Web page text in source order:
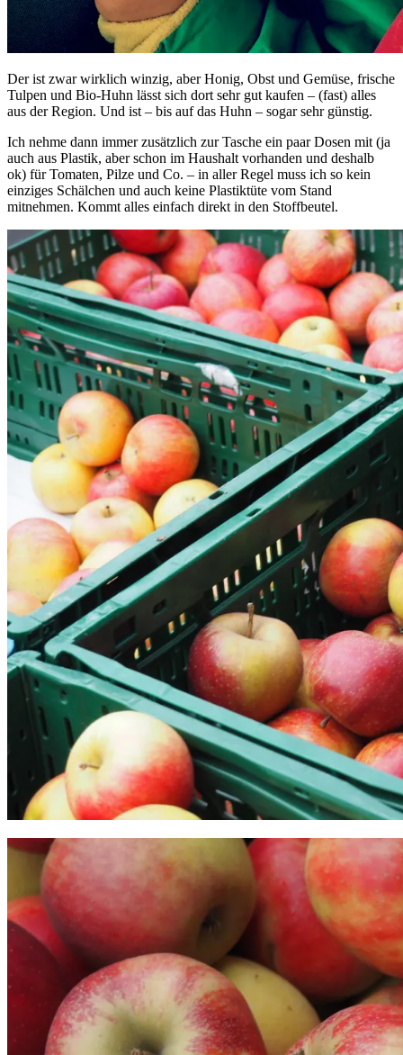
Der ist zwar wirklich winzig, aber Honig, Obst und Gemüse, frische
Tulpen und Bio-Huhn lässt sich dort sehr gut kaufen – (fast) alles
aus der Region. Und ist – bis auf das Huhn – sogar sehr günstig.
Ich nehme dann immer zusätzlich zur Tasche ein paar Dosen mit (ja
auch aus Plastik, aber schon im Haushalt vorhanden und deshalb
ok) für Tomaten, Pilze und Co. – in aller Regel muss ich so kein
einziges Schälchen und auch keine Plastiktüte vom Stand
mitnehmen. Kommt alles einfach direkt in den Stoffbeutel.